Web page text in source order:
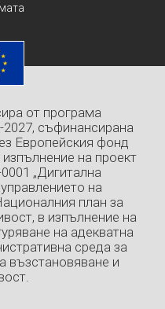
от програма
2027, съфинансирана
Европейския фонд
на проект
„Дигитална
на
план за
в изпълнение на
на адекватна
среда за
възстановяване и